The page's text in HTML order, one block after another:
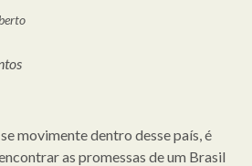
movimente dentro desse país, é
as promessas de um Brasil